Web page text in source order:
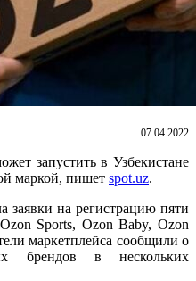
07.04.2022
запустить в Узбекистане
маркой, пишет spot.uz.
заявки на регистрацию пяти
Sports, Ozon Baby, Ozon
маркетплейса сообщили о
брендов в нескольких